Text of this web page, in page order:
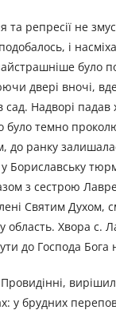
та репресії не
і
було
двері вночі,
сад. Надворі
було темно
ранку
Бориславську
з сестрою
Святим
область. Хвора с.
до Господа Бога
у брудних